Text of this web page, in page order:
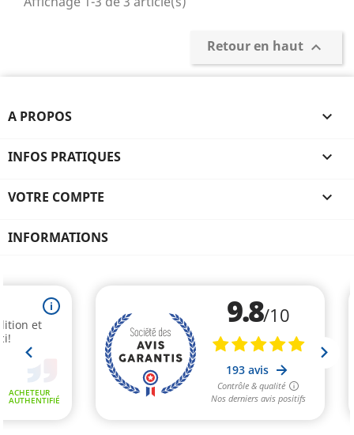
Retour en haut 
A PROPOS 
INFOS PRATIQUES 
VOTRE COMPTE 
INFORMATIONS